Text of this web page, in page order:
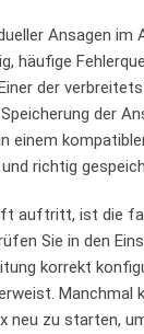
Ansagen
häufige
der
der​
einem
richtig
auftritt, ist​ die
Sie in ‍den
⁢korrekt⁢
Manchmal
⁢neu zu starten,